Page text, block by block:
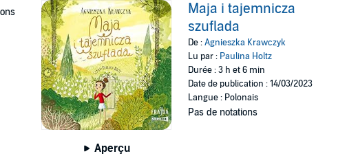
Aperçu
Maja i tajemnicza
szuflada
De :Agnieszka Krawczyk
Lu par : Paulina Holtz
Durée : 3 h et 6 min
Date de publication : 14/03/2023
Langue : Polonais
Pas de notations